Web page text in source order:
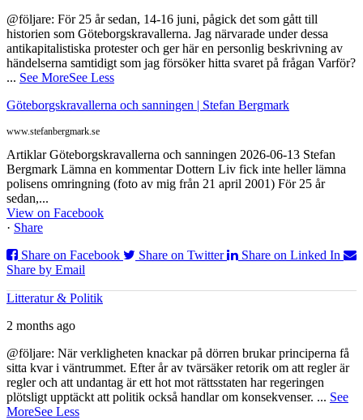
@följare: För 25 år sedan, 14-16 juni, pågick det som gått till
historien som Göteborgskravallerna. Jag närvarade under dessa
antikapitalistiska protester och ger här en personlig beskrivning av
händelserna samtidigt som jag försöker hitta svaret på frågan Varför?
... See MoreSee Less
Göteborgskravallerna och sanningen | Stefan Bergmark
www.stefanbergmark.se
Artiklar Göteborgskravallerna och sanningen 2026-06-13 Stefan
Bergmark Lämna en kommentar Dottern Liv fick inte heller lämna
polisens omringning (foto av mig från 21 april 2001) För 25 år
sedan,...
View on Facebook
· Share
Share on Facebook
Share on Twitter
Share on Linked In
Share by Email
Litteratur & Politik
2 months ago
@följare: När verkligheten knackar på dörren brukar principerna få
sitta kvar i väntrummet. Efter år av tvärsäker retorik om att regler är
regler och att undantag är ett hot mot rättsstaten har regeringen
plötsligt upptäckt att politik också handlar om konsekvenser. ... See
MoreSee Less